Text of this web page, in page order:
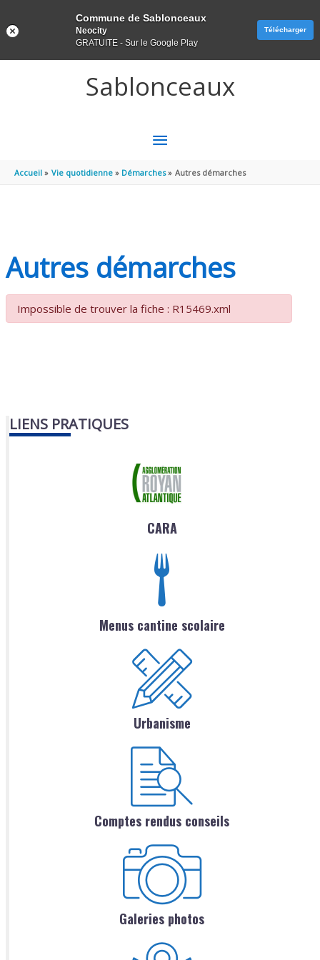
Sablonceaux
MENU
PRINCIPAL
Accueil Vie quotidienne Démarches Autres démarches
Autres démarches
Impossible de trouver la fiche : R15469.xml
LIENS PRATIQUES
CARA
Menus cantine scolaire
Urbanisme
Comptes rendus conseils
Galeries photos
Commune de Sablonceaux
Neocity
GRATUITE - Sur le Google Play
Télécharger